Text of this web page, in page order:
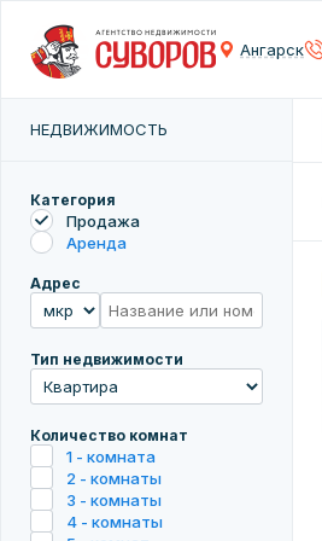
Ангарск
НЕДВИЖИМОСТЬ
Категория
Продажа
Аренда
Адрес
Тип недвижимости
Количество комнат
1 - комната
2 - комнаты
3 - комнаты
4 - комнаты